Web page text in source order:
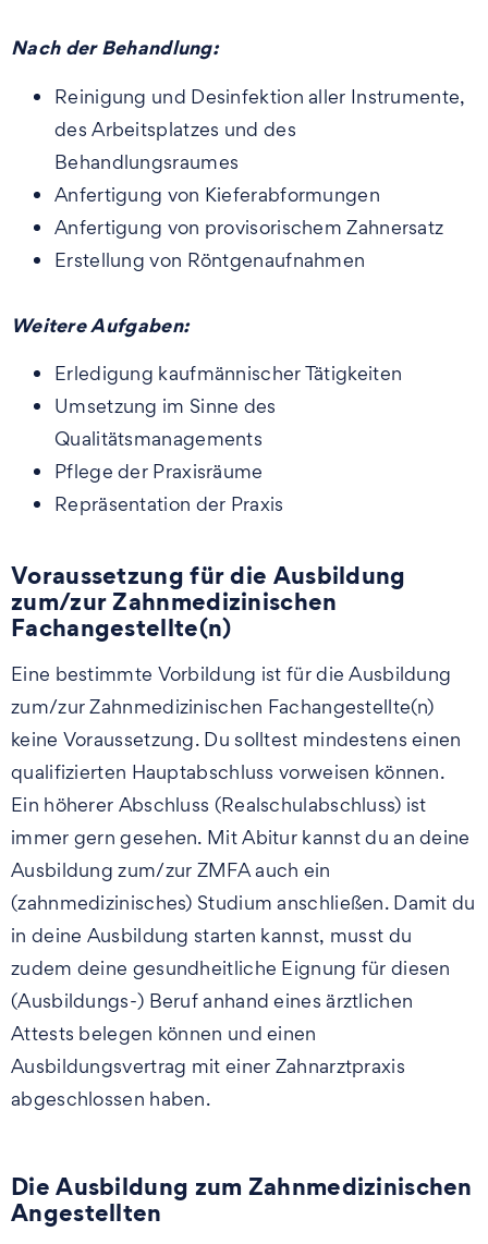
Nach der Behandlung:
Reinigung und Desinfektion aller Instrumente,
des Arbeitsplatzes und des
Behandlungsraumes
Anfertigung von Kieferabformungen
Anfertigung von provisorischem Zahnersatz
Erstellung von Röntgenaufnahmen
Weitere Aufgaben:
Erledigung kaufmännischer Tätigkeiten
Umsetzung im Sinne des
Qualitätsmanagements
Pflege der Praxisräume
Repräsentation der Praxis
Voraussetzung für die Ausbildung
zum/zur Zahnmedizinischen
Fachangestellte(n)
Eine bestimmte Vorbildung ist für die Ausbildung
zum/zur Zahnmedizinischen Fachangestellte(n)
keine Voraussetzung. Du solltest mindestens einen
qualifizierten Hauptabschluss vorweisen können.
Ein höherer Abschluss (Realschulabschluss) ist
immer gern gesehen. Mit Abitur kannst du an deine
Ausbildung zum/zur ZMFA auch ein
(zahnmedizinisches) Studium anschließen. Damit du
in deine Ausbildung starten kannst, musst du
zudem deine gesundheitliche Eignung für diesen
(Ausbildungs-) Beruf anhand eines ärztlichen
Attests belegen können und einen
Ausbildungsvertrag mit einer Zahnarztpraxis
abgeschlossen haben.
Die Ausbildung zum Zahnmedizinischen
Angestellten